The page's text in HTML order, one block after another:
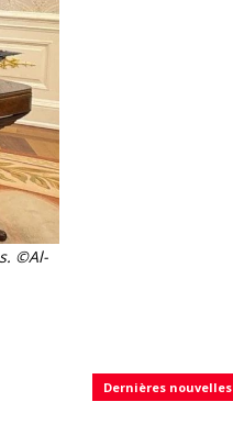
©Al-
Dernières nouvelles